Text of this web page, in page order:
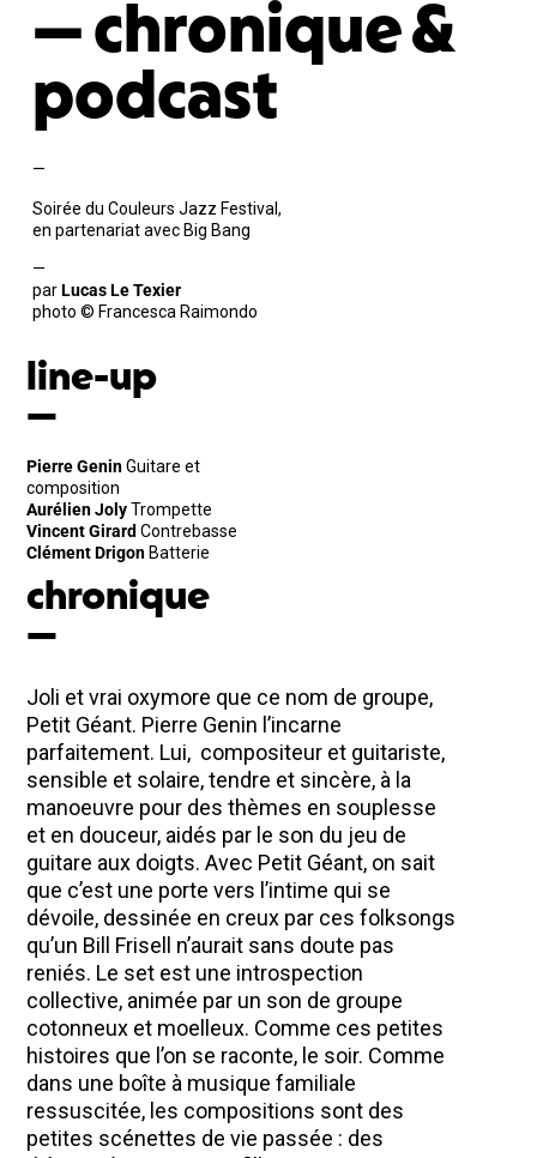
— chronique &
podcast
—
Soirée du Couleurs Jazz Festival,
en partenariat avec Big Bang
—
parLucas Le Texier
photo © Francesca Raimondo
line-up
—
Pierre GeninGuitare et
composition
Aurélien JolyTrompette
Vincent Girard Contrebasse
Clément Drigon Batterie
chronique
—
Joli et vrai oxymore que ce nom de groupe,
Petit Géant. Pierre Genin l’incarne
parfaitement. Lui, compositeur et guitariste,
sensible et solaire, tendre et sincère, à la
manoeuvre pour des thèmes en souplesse
et en douceur, aidés par le son du jeu de
guitare aux doigts. Avec Petit Géant, on sait
que c’est une porte vers l’intime qui se
dévoile, dessinée en creux par ces folksongs
qu’un Bill Frisell n’aurait sans doute pas
reniés. Le set est une introspection
collective, animée par un son de groupe
cotonneux et moelleux. Comme ces petites
histoires que l’on se raconte, le soir. Comme
dans une boîte à musique familiale
ressuscitée, les compositions sont des
petites scénettes de vie passée : des